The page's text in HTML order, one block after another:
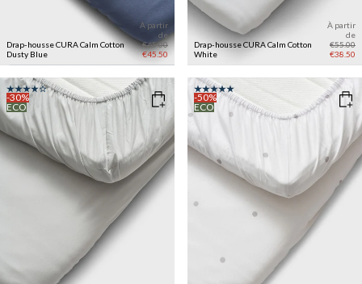
Drap-housse CURA Calm Cotton
Dusty Blue
À partir
de
€65.00
€45.50
Drap-housse CURA Calm Cotton
White
À partir
de
€55.00
€38.50
-30%
ECO
-50%
ECO